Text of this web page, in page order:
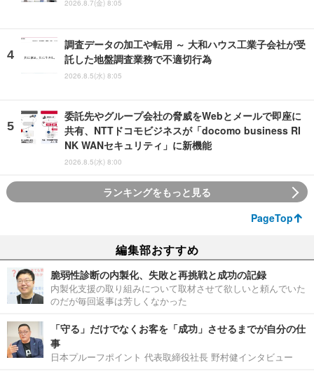
2026.8.7(金) 8:05
調査データの加工や転用 ～ 大和ハウス工業子会社が受
託した地盤調査業務で不適切行為
2026.8.5(水) 8:05
委託先やグループ会社の脅威をWebとメールで即座に
共有、NTTドコモビジネスが「docomo business RI
NK WANセキュリティ」に新機能
2026.8.5(水) 8:00
ランキングをもっと見る
PageTop
編集部おすすめ
脆弱性診断の内製化、失敗と再挑戦と成功の記録
内製化支援の取り組みについて取材させて欲しいと頼んでいた
のだが毎回返事は芳しくなかった
「守る」だけでなくお客を「成功」させるまでが自分の仕
事
日本プルーフポイント 代表取締役社長 野村健インタビュー